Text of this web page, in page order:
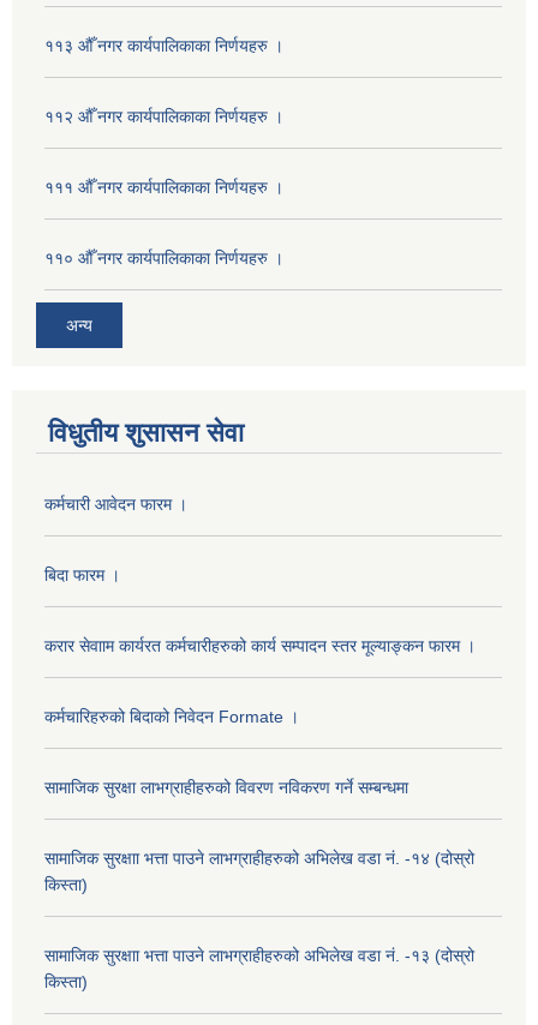
११३ औँ नगर कार्यपालिकाका निर्णयहरु ।
११२ औँ नगर कार्यपालिकाका निर्णयहरु ।
१११ औँ नगर कार्यपालिकाका निर्णयहरु ।
११० औँ नगर कार्यपालिकाका निर्णयहरु ।
अन्य
विधुतीय शुसासन सेवा
कर्मचारी आवेदन फारम ।
बिदा फारम ।
करार सेवााम कार्यरत कर्मचारीहरुको कार्य सम्पादन स्तर मूल्याङ्कन फारम ।
कर्मचारिहरुको बिदाको निवेदन Formate ।
सामाजिक सुरक्षा लाभग्राहीहरुको विवरण नविकरण गर्ने सम्बन्धमा
सामाजिक सुरक्षाा भत्ता पाउने लाभग्राहीहरुको अभिलेख वडा नं. -१४ (दोस्रो
किस्ता)
सामाजिक सुरक्षाा भत्ता पाउने लाभग्राहीहरुको अभिलेख वडा नं. -१३ (दोस्रो
किस्ता)